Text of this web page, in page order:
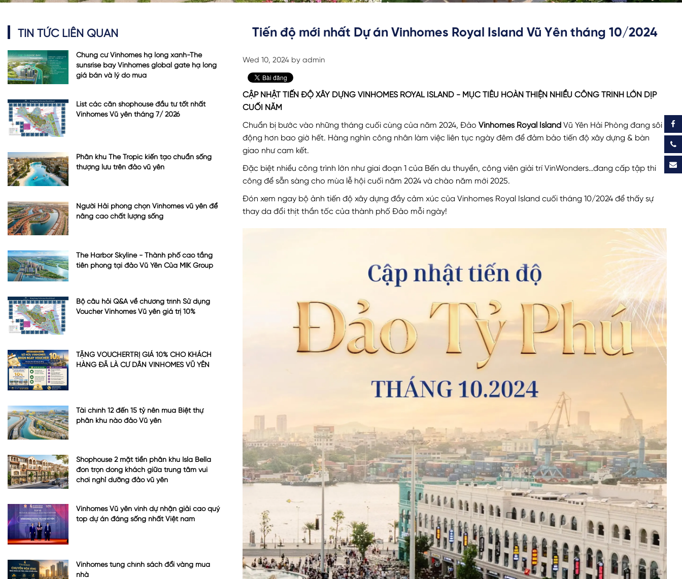
Tiến độ mới nhất Dự án Vinhomes Royal Island Vũ Yên tháng 10/2024
Wed 10, 2024 by admin
CẬP NHẬT TIẾN ĐỘ XÂY DỰNG VINHOMES ROYAL ISLAND - MỤC TIÊU HOÀN THIỆN NHIỀU CÔNG TRÌNH LỚN DỊP
CUỐI NĂM
Chuẩn bị bước vào những tháng cuối cùng của năm 2024, Đảo Vinhomes Royal Island Vũ Yên Hải Phòng đang sôi
động hơn bao giờ hết. Hàng nghìn công nhân làm việc liên tục ngày đêm để đảm bảo tiến độ xây dựng & bàn
giao như cam kết.
Đặc biệt nhiều công trình lớn như giai đoạn 1 của Bến du thuyền, công viên giải trí VinWonders…đang cấp tập thi
công để sẵn sàng cho mùa lễ hội cuối năm 2024 và chào năm mới 2025.
Đón xem ngay bộ ảnh tiến độ xây dựng đầy cảm xúc của Vinhomes Royal Island cuối tháng 10/2024 để thấy sự
thay da đổi thịt thần tốc của thành phố Đảo mỗi ngày!
TIN TỨC LIÊN QUAN
Chung cư Vinhomes hạ long xanh-The
sunsrise bay Vinhomes global gate hạ long
giá bán và lý do mua
List các căn shophouse đầu tư tốt nhất
Vinhomes Vũ yên tháng 7/ 2026
Phân khu The Tropic kiến tạo chuẩn sống
thượng lưu trên đảo vũ yên
Người Hải phòng chọn Vinhomes vũ yên để
nâng cao chất lượng sống
The Harbor Skyline - Thành phố cao tầng
tiên phong tại đảo Vũ Yên Của MIK Group
Bộ câu hỏi Q&A về chương trình Sử dụng
Voucher Vinhomes Vũ yên giá trị 10%
TẶNG VOUCHERTRỊ GIÁ 10% CHO KHÁCH
HÀNG ĐÃ LÀ CƯ DÂN VINHOMES VŨ YÊN
Tài chính 12 đến 15 tỷ nên mua Biệt thự
phân khu nào đảo Vũ yên
Shophouse 2 mặt tiền phân khu Isla Bella
đón trọn dòng khách giữa trung tâm vui
chơi nghỉ dưỡng đảo vũ yên
Vinhomes Vũ yên vinh dự nhận giải cao quý
top dự án đáng sống nhất Việt nam
Vinhomes tung chính sách đổi vàng mua
nhà